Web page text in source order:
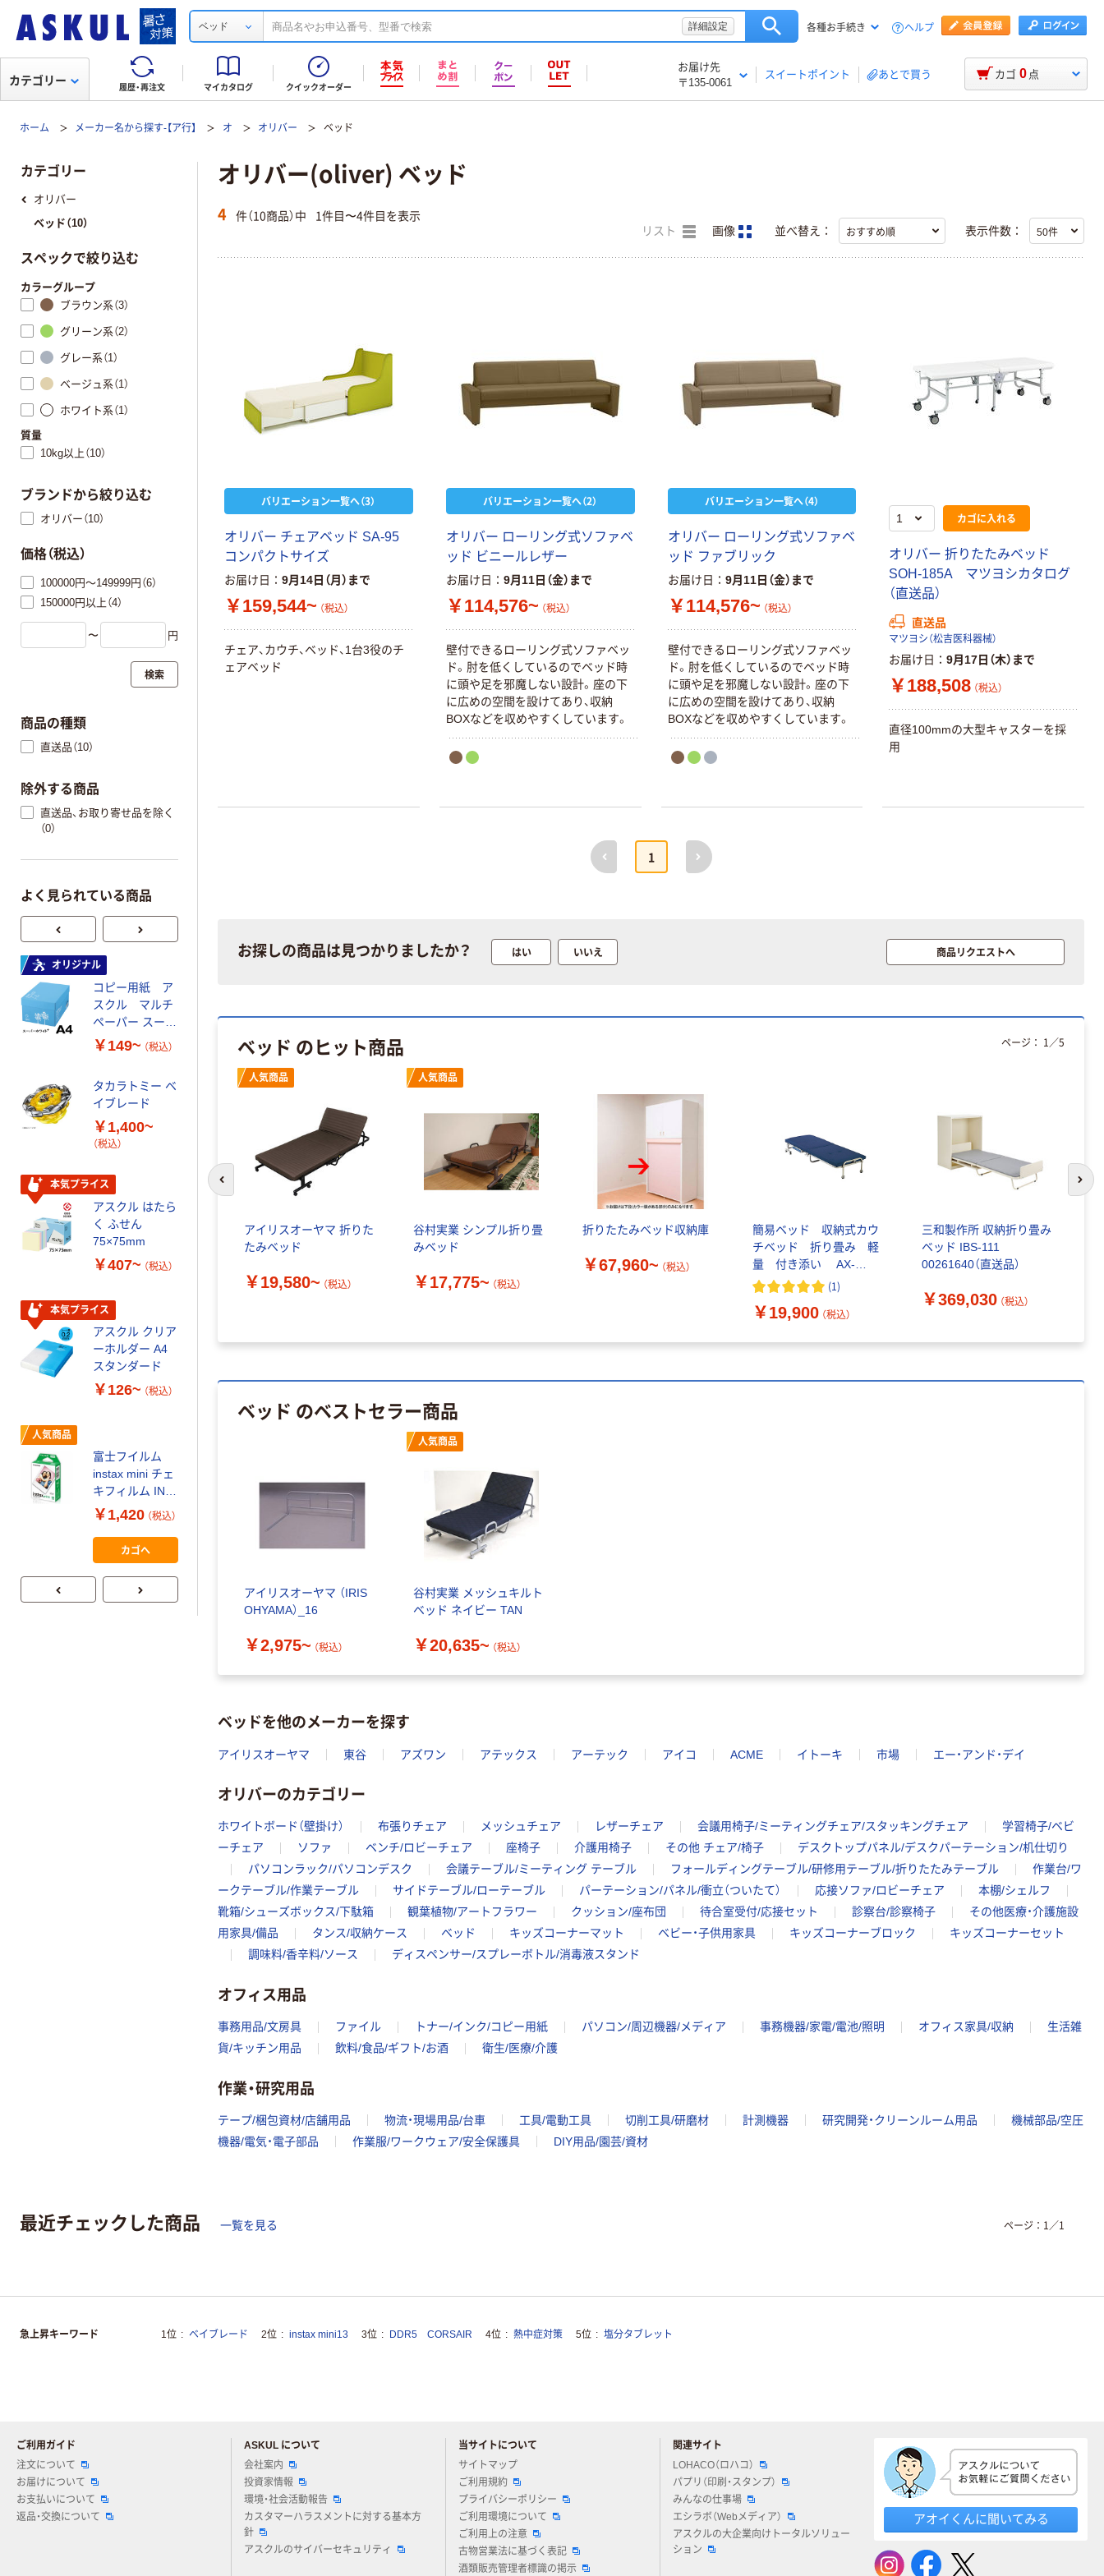
ベッド 詳細設定 各種お手続き ヘルプ
履歴・再注文 マイカタログ クイックオーダー
お届け先
〒135-0061
スイートポイント あとで買う
カテゴリー カゴ 0 点
ホーム メーカー名から探す-【ア行】 オ オリバー ベッド
オリバー(oliver) ベッド
4 件（10商品）中 1件目〜4件目を表示
リスト 画像 並べ替え： 表示件数：
バリエーション一覧へ（3）
オリバー チェアベッド SA-95
コンパクトサイズ
お届け日 9月14日（月）まで
￥159,544~ （税込）
チェア、カウチ、ベッド、1台3役のチ
ェアベッド
バリエーション一覧へ（2）
オリバー ローリング式ソファベ
ッド ビニールレザー
お届け日 9月11日（金）まで
￥114,576~ （税込）
壁付できるローリング式ソファベッ
ド。肘を低くしているのでベッド時
に頭や足を邪魔しない設計。座の下
に広めの空間を設けてあり、収納
BOXなどを収めやすくしています。
バリエーション一覧へ（4）
オリバー ローリング式ソファベ
ッド ファブリック
お届け日 9月11日（金）まで
￥114,576~ （税込）
壁付できるローリング式ソファベッ
ド。肘を低くしているのでベッド時
に頭や足を邪魔しない設計。座の下
に広めの空間を設けてあり、収納
BOXなどを収めやすくしています。
カゴに入れる
オリバー 折りたたみベッド
SOH-185A マツヨシカタログ
（直送品）
直送品
マツヨシ（松吉医科器械）
お届け日 9月17日（木）まで
￥188,508 （税込）
直径100mmの大型キャスターを採
用
前へ
1
次へ
お探しの商品は見つかりましたか？ はい いいえ 商品リクエストへ
ベッド のヒット商品
人気商品
アイリスオーヤマ 折りた
たみベッド
￥19,580~ （税込）
人気商品
谷村実業 シンプル折り畳
みベッド
￥17,775~ （税込）
折りたたみベッド収納庫
￥67,960~ （税込）
簡易ベッド 収納式カウ
チベッド 折り畳み 軽
量 付き添い AX-
BG400N アテックス（直
(1)
￥19,900 （税込）
三和製作所 収納折り畳み
ベッド IBS-111
00261640（直送品）
￥369,030 （税込）
ページ： 1 ／5
前のスライドへ 次
ベッド のベストセラー商品
アイリスオーヤマ （IRIS
OHYAMA）_16
￥2,975~ （税込）
人気商品
谷村実業 メッシュキルト
ベッド ネイビー TAN
￥20,635~ （税込）
ベッドを他のメーカーを探す
アイリスオーヤマ 東谷 アズワン アテックス アーテック アイコ ACME イトーキ 市場 エー・アンド・デイ
オリバーのカテゴリー
ホワイトボード（壁掛け） 布張りチェア メッシュチェア レザーチェア 会議用椅子/ミーティングチェア/スタッキングチェア
学習椅子/ベビ
ーチェア
ソファ ベンチ/ロビーチェア 座椅子 介護用椅子 その他 チェア/椅子
デスクトップパネル/デスクパーテーション/机仕切り
パソコンラック/パソコンデスク
会議テーブル/ミーティング テーブル フォールディングテーブル/研修用テーブル/折りたたみテーブル
作業台/ワ
ークテーブル/作業テーブル
サイドテーブル/ローテーブル パーテーション/パネル/衝立（ついたて） 応接ソファ/ロビーチェア
本棚/シェルフ
靴箱/シューズボックス/下駄箱
観葉植物/アートフラワー クッション/座布団 待合室受付/応接セット 診察台/診察椅子
その他医療・介護施設
用家具/備品
タンス/収納ケース ベッド キッズコーナーマット ベビー・子供用家具 キッズコーナーブロック
キッズコーナーセット
調味料/香辛料/ソース
ディスペンサー/スプレーボトル/消毒液スタンド
オフィス用品
事務用品/文房具 ファイル トナー/インク/コピー用紙 パソコン/周辺機器/メディア 事務機器/家電/電池/照明 オフィス家具/収納
生活雑
貨/キッチン用品
飲料/食品/ギフト/お酒 衛生/医療/介護
作業・研究用品
テープ/梱包資材/店舗用品 物流・現場用品/台車 工具/電動工具 切削工具/研磨材 計測機器 研究開発・クリーンルーム用品
機械部品/空圧
機器/電気・電子部品
作業服/ワークウェア/安全保護具 DIY用品/園芸/資材
カテゴリー
オリバー
ベッド（10）
スペックで絞り込む
カラーグループ
ブラウン系（3）
グリーン系（2）
グレー系（1）
ベージュ系（1）
ホワイト系（1）
質量
10kg以上（10）
ブランドから絞り込む
オリバー（10）
価格（税込）
100000円～149999円（6）
150000円以上（4）
〜 円
検索
商品の種類
直送品（10）
除外する商品
直送品、お取り寄せ品を除く
（0）
よく見られている商品
オリジナル
コピー用紙 ア
スクル マルチ
ペーパー スーパ
ーホワイト+
￥149~ （税込）
タカラトミー ベ
イブレード
￥1,400~
（税込）
本気プライス
アスクル はたら
く ふせん
75×75mm
￥407~ （税込）
本気プライス
アスクル クリア
ーホルダー A4
スタンダード
￥126~ （税込）
人気商品
富士フイルム
instax mini チェ
キフィルム INS
MINI JP1 1パッ
ク（10枚入り）
￥1,420 （税込）
カゴへ
透明 高密度タイ
プ 詰替用 バイ
オマス素材10％
配合
￥616~ （税込）
オリジナル
乾電池 単3
形 アルカリ乾
電池 北欧パッ
ケージ アスク
ルオリジナル
￥140~
ティッシュペー
パー ボックス
スクル スマート
証
￥328~
オリジナル
ルチペーパー
ミー+
￥149~ （税込）
アスクル はたら
く ふせん
50×15mm
￥386~ （税込）
カラ 厚さ
本気プライス
トイレットペー
パー ダブル60
ｍ 再生紙
100% 6ロール
リサイクル100
￥460~ （税込）
乾電池 単4
形 アルカリ乾
ケージ アスク
￥140~
オリジナル
ナル ラミネー
サイズ
100μ（ミクロン）
￥458~
ペーパータオル
中判 再生紙
100％ 200枚
FSC認証 シング
ル 大王製紙共同
￥149~
オリジナル
テープ
衛門 「お茶、どう
ぞ。」 緑茶
￥528~
アスクル プラス
粉なし（パウダ
本気プライス
ープ 大巻
75×25mm
￥12,100~
（税込）
アスクル セロハ
ンテープ
￥216~ （税込）
本気プライス
レのおそうじシ
共同企画 トイ
本気プライス
PRO【純正】テー
プ 白ラベル
￥914~ （税込）
ム INSTAX MINI
（税込）
トイレットペー
パー シングル
120ｍ 再生紙
リサイクル100
芯あり FSC認
最近チェックした商品 一覧を見る ページ： 1 ／1
急上昇キーワード 1位 ベイブレード 2位 instax mini13 3位 DDR5 CORSAIR 4位 熱中症対策 5位 塩分タブレット
ご利用ガイド
注文について
お届けについて
お支払いについて
返品・交換について
ASKUL について
会社案内
投資家情報
環境・社会活動報告
カスタマーハラスメントに対する基本方
針
アスクルのサイバーセキュリティ
当サイトについて
サイトマップ
ご利用規約
プライバシーポリシー
ご利用環境について
ご利用上の注意
古物営業法に基づく表記
酒類販売管理者標識の掲示
関連サイト
LOHACO（ロハコ）
パプリ（印刷・スタンプ）
みんなの仕事場
エシラボ（Webメディア）
アスクルの大企業向けトータルソリュー
ション
アオイくんに聞いてみる